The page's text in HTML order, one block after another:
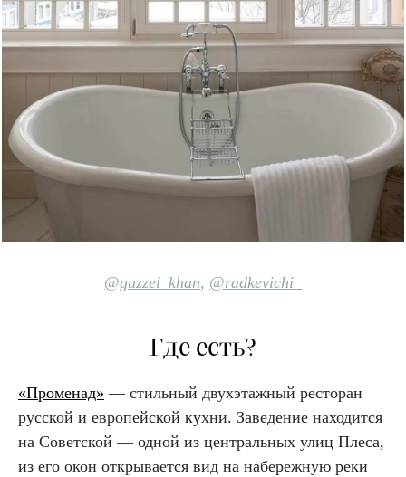
@guzzel_ khan, @radkevichi_
Где есть?
«Променад» — стильный двухэтажный ресторан
русской и европейской кухни. Заведение находится
на Советской — одной из центральных улиц Плеса,
из его окон открывается вид на набережную реки